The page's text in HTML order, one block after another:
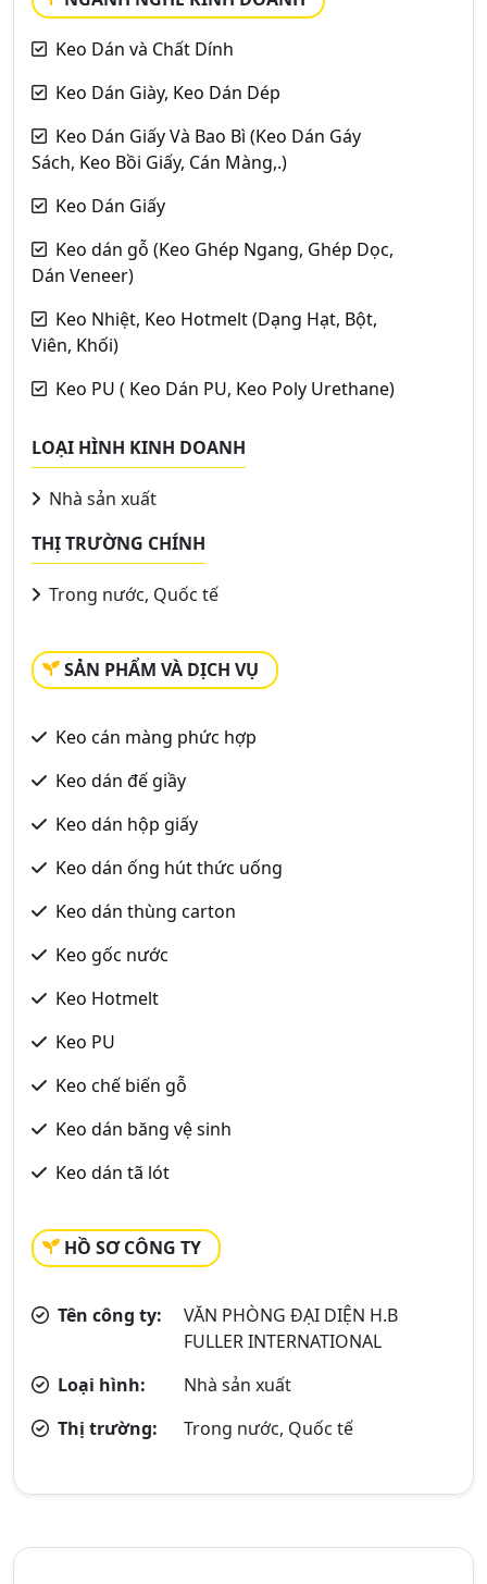
Keo Dán và Chất Dính
Keo Dán Giày, Keo Dán Dép
Keo Dán Giấy Và Bao Bì (Keo Dán Gáy
Sách, Keo Bồi Giấy, Cán Màng,.)
Keo Dán Giấy
Keo dán gỗ (Keo Ghép Ngang, Ghép Dọc,
Dán Veneer)
Keo Nhiệt, Keo Hotmelt (Dạng Hạt, Bột,
Viên, Khối)
Keo PU ( Keo Dán PU, Keo Poly Urethane)
LOẠI HÌNH KINH DOANH
Nhà sản xuất
THỊ TRƯỜNG CHÍNH
Trong nước, Quốc tế
SẢN PHẨM VÀ DỊCH VỤ
Keo cán màng phức hợp
Keo dán đế giầy
Keo dán hộp giấy
Keo dán ống hút thức uống
Keo dán thùng carton
Keo gốc nước
Keo Hotmelt
Keo PU
Keo chế biến gỗ
Keo dán băng vệ sinh
Keo dán tã lót
HỒ SƠ CÔNG TY
Tên công ty:
VĂN PHÒNG ĐẠI DIỆN H.B
FULLER INTERNATIONAL
Loại hình:
Nhà sản xuất
Thị trường:
Trong nước, Quốc tế